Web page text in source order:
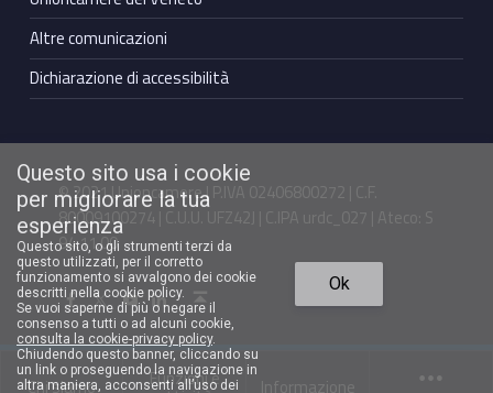
Chi siamo Funzioni e Informazione
Altre comunicazioni
Dichiarazione di accessibilità
© 2021 Unioncamere | P.IVA 02406800272 | C.F.
80009100274 | C.U.U. UFZ42J | C.IPA urdc_027 | Ateco: S
94.11.00
Facebook Unioncamere VenetoTwitter Unioncamere VenetoYoutube Unioncamere VenetoLinkedin Unioncamere Veneto Torna in cima ↑
Questo sito usa i cookie
per migliorare la tua
esperienza
Questo sito, o gli strumenti terzi da
questo utilizzati, per il corretto
funzionamento si avvalgono dei cookie
descritti nella cookie policy.
Se vuoi saperne di più o negare il
consenso a tutti o ad alcuni cookie,
consulta la cookie-privacy policy.
Chiudendo questo banner, cliccando su
un link o proseguendo la navigazione in
altra maniera, acconsenti all’uso dei
Ok